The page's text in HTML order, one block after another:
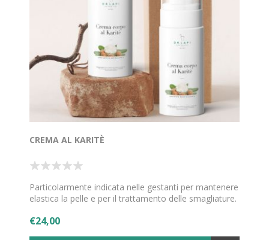
CREMA AL KARITÈ
Particolarmente indicata nelle gestanti per mantenere
elastica la pelle e per il trattamento delle smagliature.
€24,00